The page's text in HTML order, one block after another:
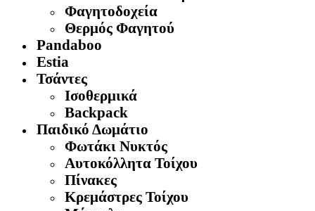
Φαγητοδοχεία
Θερμός Φαγητού
Pandaboo
Estia
Τσάντες
Ισοθερμικά
Backpack
Παιδικό Δωμάτιο
Φωτάκι Νυκτός
Αυτοκόλλητα Τοίχου
Πίνακες
Κρεμάστρες Τοίχου